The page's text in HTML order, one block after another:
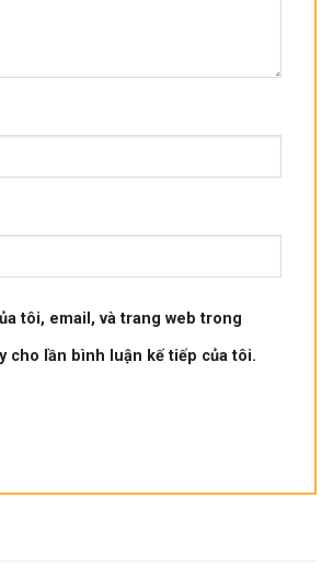
tôi, email, và trang web trong
cho lần bình luận kế tiếp của tôi.